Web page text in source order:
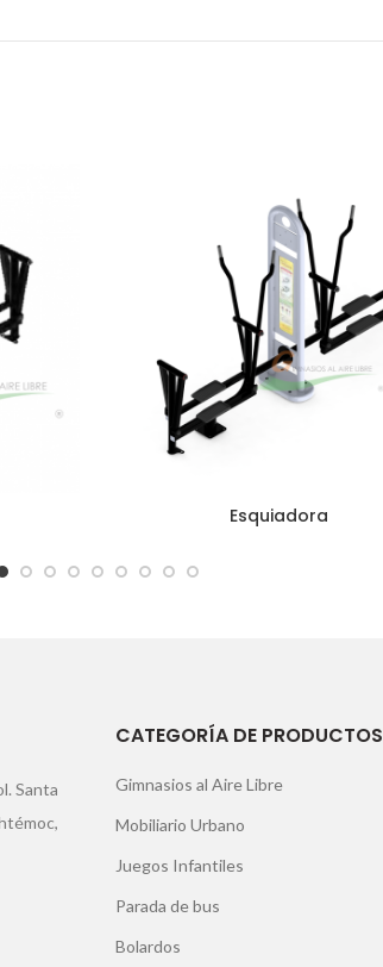
Esquiadora
Santa
CATEGORÍA DE PRODUCTOS
Gimnasios al Aire Libre
Mobiliario Urbano
Juegos Infantiles
Parada de bus
Bolardos